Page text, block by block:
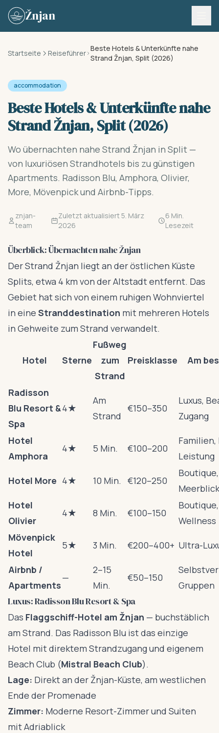
Skip to content
Žnjan
Startseite Reiseführer
Beste Hotels & Unterkünfte nahe
Strand Žnjan, Split (2026)
accommodation
Beste Hotels & Unterkünfte nahe
Strand Žnjan, Split (2026)
Wo übernachten nahe Strand Žnjan in Split —
von luxuriösen Strandhotels bis zu günstigen
Apartments. Radisson Blu, Amphora, Olivier,
More, Mövenpick und Airbnb-Tipps.
znjan-
team
Zuletzt aktualisiert 5. März
2026
6 Min.
Lesezeit
Überblick: Übernachten nahe Žnjan
Der Strand Žnjan liegt an der östlichen Küste
Splits, etwa 4 km von der Altstadt entfernt. Das
Gebiet hat sich von einem ruhigen Wohnviertel
in eine Stranddestination mit mehreren Hotels
in Gehweite zum Strand verwandelt.
Hotel Sterne
Fußweg
zum
Strand
Preisklasse Am
Radisson
Blu Resort &
Spa
4★
Am
Strand
€150–350
Luxus,
Zugang
Hotel
Amphora
4★ 5 Min. €100–200
Familien,
Leistung
Hotel More 4★ 10 Min. €120–250
Boutique,
Meerblick
Hotel
Olivier
4★ 8 Min. €100–150
Boutique,
Wellness
Mövenpick
Hotel
5★ 3 Min. €200–400+ Ultra-
Airbnb /
Apartments
—
2–15
Min.
€50–150
Gruppen
Luxus: Radisson Blu Resort & Spa
Das Flaggschiff-Hotel am Žnjan — buchstäblich
am Strand. Das Radisson Blu ist das einzige
Hotel mit direktem Strandzugang und eigenem
Beach Club (Mistral Beach Club).
Lage: Direkt an der Žnjan-Küste, am westlichen
Ende der Promenade
Zimmer: Moderne Resort-Zimmer und Suiten
mit Adriablick